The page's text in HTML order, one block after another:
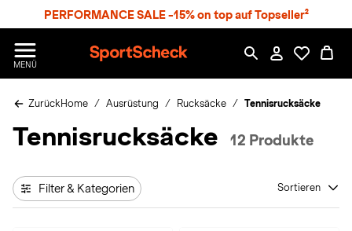
PERFORMANCE SALE -15% on top auf Topseller²
MENÜ
p
r
S
e
c
k
ZurückHome Ausrüstung Rucksäcke Tennisrucksäcke
Tennisrucksäcke 12 Produkte
Filter & Kategorien Sortieren